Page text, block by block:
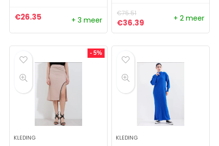
€26.35 + 3 meer
€75.51
Oorspronkelijke prijs was:
€36.39 Huidige prijs is:
+ 2 meer
- 5%
KLEDING KLEDING